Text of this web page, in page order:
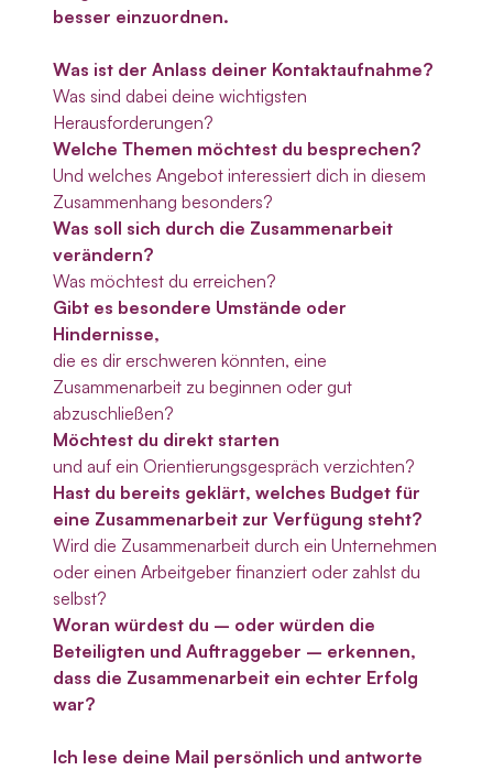
besser einzuordnen.
Was ist der Anlass deiner Kontaktaufnahme?
Was sind dabei deine wichtigsten
Herausforderungen?
Welche Themen möchtest du besprechen?
Und welches Angebot interessiert dich in diesem
Zusammenhang besonders?
Was soll sich durch die Zusammenarbeit
verändern?
Was möchtest du erreichen?
Gibt es besondere Umstände oder
Hindernisse,
die es dir erschweren könnten, eine
Zusammenarbeit zu beginnen oder gut
abzuschließen?
Möchtest du direkt starten
und auf ein Orientierungsgespräch verzichten?
Hast du bereits geklärt, welches Budget für
eine Zusammenarbeit zur Verfügung steht?
Wird die Zusammenarbeit durch ein Unternehmen
oder einen Arbeitgeber finanziert oder zahlst du
selbst?
Woran würdest du – oder würden die
Beteiligten und Auftraggeber – erkennen,
dass die Zusammenarbeit ein echter Erfolg
war?
Ich lese deine Mail persönlich und antworte